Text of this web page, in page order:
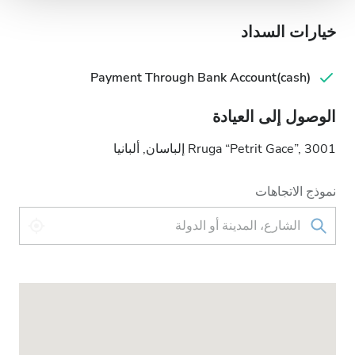
خيارات السداد
Payment Through Bank Account(cash)
الوصول إلى العيادة
Rruga “Petrit Gace”, 3001 إلباسان, ألبانيا
نموذج الاتجاهات